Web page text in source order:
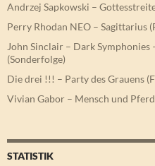
Andrzej Sapkowski –
Perry Rhodan NEO – Sagittarius
John Sinclair – Dark
(Sonderfolge)
Die drei !!! – Party des Grauens
Vivian Gabor – Mensch und
STATISTIK